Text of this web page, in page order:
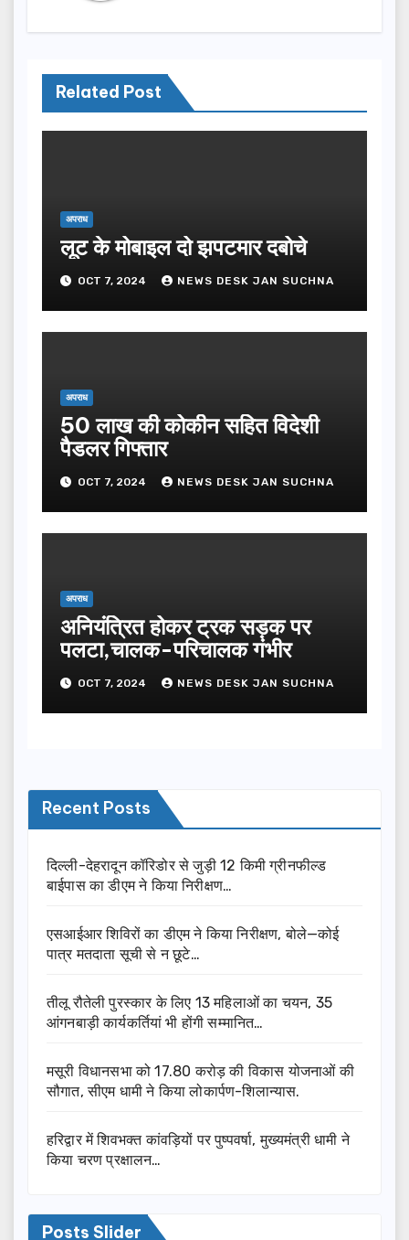
Related Post
अपराध
लूट के मोबाइल दो झपटमार दबोचे
OCT 7, 2024 NEWS DESK JAN SUCHNA
अपराध
50 लाख की कोकीन सहित विदेशी
पैडलर गिफ्तार
OCT 7, 2024 NEWS DESK JAN SUCHNA
अपराध
अनियंत्रित होकर ट्रक सड़क पर
पलटा,चालक-परिचालक गंभीर
OCT 7, 2024 NEWS DESK JAN SUCHNA
Recent Posts
दिल्ली-देहरादून कॉरिडोर से जुड़ी 12 किमी ग्रीनफील्ड
बाईपास का डीएम ने किया निरीक्षण…
एसआईआर शिविरों का डीएम ने किया निरीक्षण, बोले—कोई
पात्र मतदाता सूची से न छूटे…
तीलू रौतेली पुरस्कार के लिए 13 महिलाओं का चयन, 35
आंगनबाड़ी कार्यकर्तियां भी होंगी सम्मानित…
मसूरी विधानसभा को 17.80 करोड़ की विकास योजनाओं की
सौगात, सीएम धामी ने किया लोकार्पण-शिलान्यास.
हरिद्वार में शिवभक्त कांवड़ियों पर पुष्पवर्षा, मुख्यमंत्री धामी ने
किया चरण प्रक्षालन…
Posts Slider